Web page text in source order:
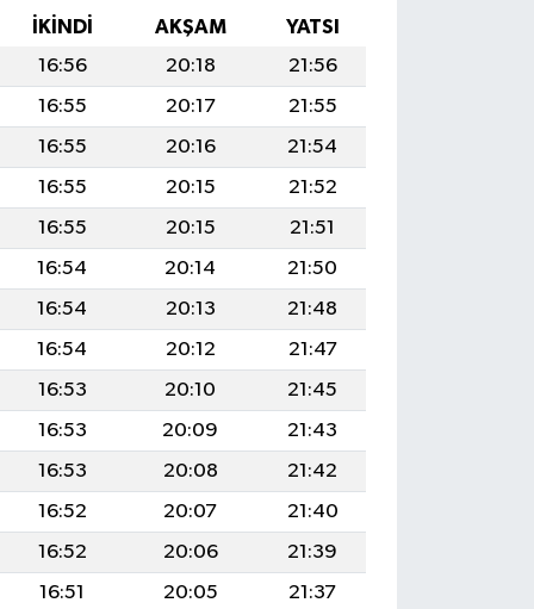
İKINDI AKŞAM
YATSI
16:56
20:18
21:56
16:55
20:17
21:55
16:55
20:16
21:54
16:55
20:15
21:52
16:55
20:15
21:51
16:54
20:14
21:50
16:54
20:13
21:48
16:54
20:12
21:47
16:53
20:10
21:45
16:53
20:09
21:43
16:53
20:08
21:42
16:52
20:07
21:40
16:52
20:06
21:39
16:51
20:05 21:37